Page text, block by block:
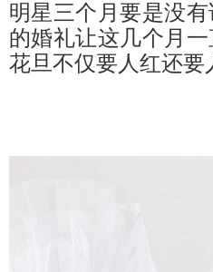
明星三个月要是没
的婚礼让这几个月
花旦不仅要人红还